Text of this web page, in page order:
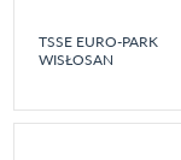
TSSE EURO-PARK
WISŁOSAN